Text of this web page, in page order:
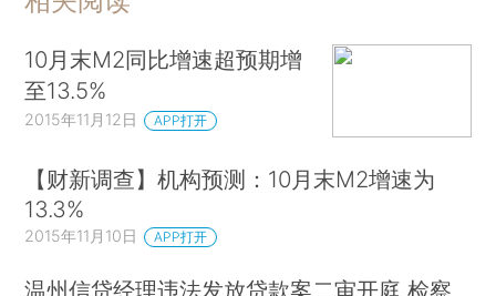
10月末M2同比增速超预期增
至13.5%
2015年11月12日 APP打开
【财新调查】机构预测：10月末M2增速为
13.3%
2015年11月10日 APP打开
温州信贷经理违法发放贷款案二审开庭 检察